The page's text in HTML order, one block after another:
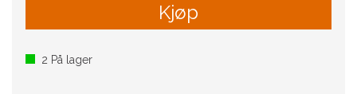
Kjøp
2 På lager